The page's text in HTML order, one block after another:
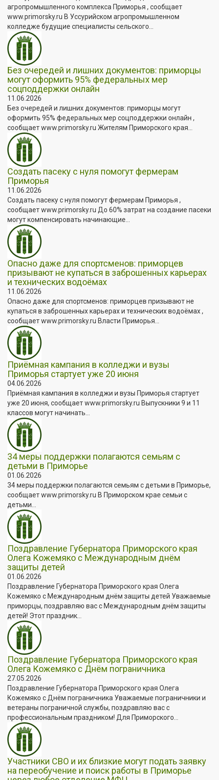
агропромышленного комплекса Приморья , сообщает
www.primorsky.ru В Уссурийском агропромышленном
колледже будущие специалисты сельского...
Без очередей и лишних документов: приморцы
могут оформить 95% федеральных мер
соцподдержки онлайн
11.06.2026
Без очередей и лишних документов: приморцы могут
оформить 95% федеральных мер соцподдержки онлайн ,
сообщает www.primorsky.ru Жителям Приморского края...
Создать пасеку с нуля помогут фермерам
Приморья
11.06.2026
Создать пасеку с нуля помогут фермерам Приморья ,
сообщает www.primorsky.ru До 60% затрат на создание пасеки
могут компенсировать начинающие...
Опасно даже для спортсменов: приморцев
призывают не купаться в заброшенных карьерах
и технических водоёмах
11.06.2026
Опасно даже для спортсменов: приморцев призывают не
купаться в заброшенных карьерах и технических водоёмах ,
сообщает www.primorsky.ru Власти Приморья...
Приёмная кампания в колледжи и вузы
Приморья стартует уже 20 июня
04.06.2026
Приёмная кампания в колледжи и вузы Приморья стартует
уже 20 июня, сообщает www.primorsky.ru Выпускники 9 и 11
классов могут начинать...
34 меры поддержки полагаются семьям с
детьми в Приморье
01.06.2026
34 меры поддержки полагаются семьям с детьми в Приморье,
сообщает www.primorsky.ru В Приморском крае семьи с
детьми...
Поздравление Губернатора Приморского края
Олега Кожемяко с Международным днём
защиты детей
01.06.2026
Поздравление Губернатора Приморского края Олега
Кожемяко с Международным днём защиты детей Уважаемые
приморцы, поздравляю вас с Международным днём защиты
детей! Этот праздник...
Поздравление Губернатора Приморского края
Олега Кожемяко с Днём пограничника
27.05.2026
Поздравление Губернатора Приморского края Олега
Кожемяко с Днём пограничника Уважаемые пограничники и
ветераны пограничной службы, поздравляю вас с
профессиональным праздником! Для Приморского...
Участники СВО и их близкие могут подать заявку
на переобучение и поиск работы в Приморье